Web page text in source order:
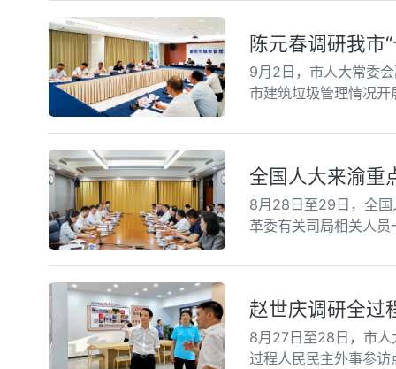
陈元春调研我市
9月2日，市人大常委
市建筑垃圾管理情况开
全国人大来渝重
8月28日至29日，全国
革委有关司局相关人
赵世庆调研全过
8月27日至28日，市人
过程人民民主外事参访